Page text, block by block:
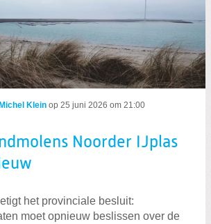
Noorder IJplas
Michel Klein op 25 juni 2026 om 21:00
Noorder IJplas
het provinciale besluit:
moet opnieuw beslissen over de